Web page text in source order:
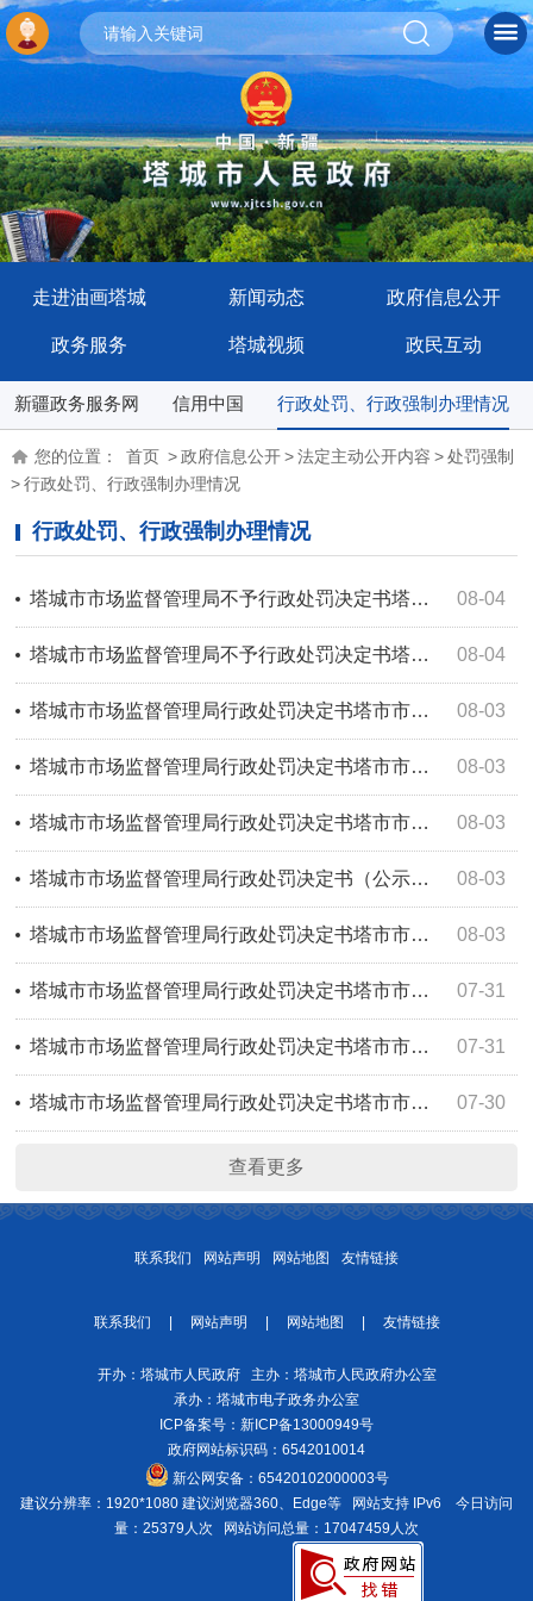
走进油画塔城 新闻动态 政府信息公开
政务服务 塔城视频 政民互动
新疆政务服务网 信用中国 行政处罚、行政强制办理情况
您的位置： 首页 >政府信息公开>法定主动公开内容 >处罚强制
>行政处罚、行政强制办理情况
行政处罚、行政强制办理情况
08-04
塔城市市场监督管理局不予行政处罚决定书塔市市监不罚〔2026〕41号
08-04
塔城市市场监督管理局不予行政处罚决定书塔市市监不罚〔2026〕40号
08-03
塔城市市场监督管理局行政处罚决定书塔市市监处罚〔2026〕117号
08-03
塔城市市场监督管理局行政处罚决定书塔市市监处罚〔2026〕118号
08-03
塔城市市场监督管理局行政处罚决定书塔市市监处罚〔2026〕116号
08-03
塔城市市场监督管理局行政处罚决定书（公示）塔市市监处罚〔2026〕115号
08-03
塔城市市场监督管理局行政处罚决定书塔市市监处罚〔2026〕119号
07-31
塔城市市场监督管理局行政处罚决定书塔市市监处罚〔2026〕111号
07-31
塔城市市场监督管理局行政处罚决定书塔市市监处罚〔2026〕112号
07-30
塔城市市场监督管理局行政处罚决定书塔市市监处罚〔2026〕114号
查看更多
联系我们 网站声明 网站地图 友情链接
联系我们 网站声明 网站地图 友情链接
开办：塔城市人民政府 主办：塔城市人民政府办公室
承办：塔城市电子政务办公室
ICP备案号： 新ICP备13000949号
政府网站标识码：6542010014
新公网安备： 65420102000003号
建议分辨率：1920*1080 建议浏览器360、Edge等 网站支持 IPv6
今日访问
量：25379人次
网站访问总量：17047459人次